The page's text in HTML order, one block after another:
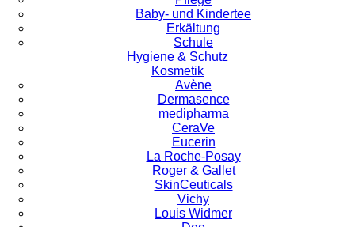
Baby- und Kindertee
Erkältung
Schule
Hygiene & Schutz
Kosmetik
Avène
Dermasence
medipharma
CeraVe
Eucerin
La Roche-Posay
Roger & Gallet
SkinCeuticals
Vichy
Louis Widmer